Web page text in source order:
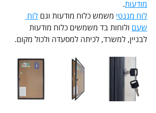
מודעות.
לוח מגנטי משמש כלוח מודעות וגם לוח
שעם ולוחות בד משמשים כלוח מודעות
לבניין, למשרד, לכיתה למסעדה ולכול מקום.